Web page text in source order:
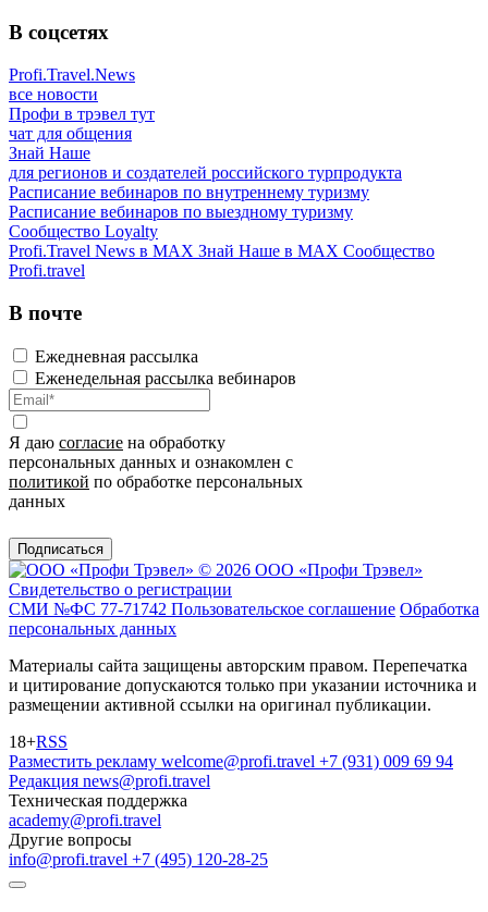
В соцсетях
Profi.Travel.News
все новости
Профи в трэвел тут
чат для общения
Знай Наше
для регионов и создателей российского турпродукта
Расписание вебинаров по внутреннему туризму
Расписание вебинаров по выездному туризму
Сообщество Loyalty
Profi.Travel News в MAX Знай Наше в MAX Сообщество
Profi.travel
В почте
Ежедневная рассылка
Еженедельная рассылка вебинаров
Я даю согласие на обработку
персональных данных и ознакомлен с
политикой по обработке персональных
данных
Подписаться
© 2026 ООО «Профи Трэвeл»
Свидетельство о регистрации
СМИ №ФС 77-71742 Пользовательское соглашение Обработка
персональных данных
Материалы сайта защищены авторским правом. Перепечатка
и цитирование допускаются только при указании источника и
размещении активной ссылки на оригинал публикации.
18+RSS
Разместить рекламу welcome@profi.travel +7 (931) 009 69 94
Редакция news@profi.travel
Техническая поддержка
academy@profi.travel
Другие вопросы
info@profi.travel +7 (495) 120-28-25